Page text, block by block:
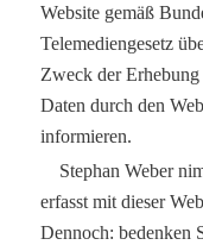
Website gemäß
Telemediengesetz
Zweck der
Daten durch den
informieren.
Stephan Weber
erfasst mit dieser
Dennoch: bedenken